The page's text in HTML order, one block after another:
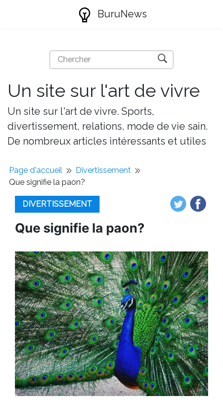
BuruNews
Un site sur l'art de vivre
Un site sur l'art de vivre. Sports,
divertissement, relations, mode de vie sain.
De nombreux articles intéressants et utiles
Page d'accueil
Divertissement
Que signifie la paon?
DIVERTISSEMENT
Que signifie la paon?